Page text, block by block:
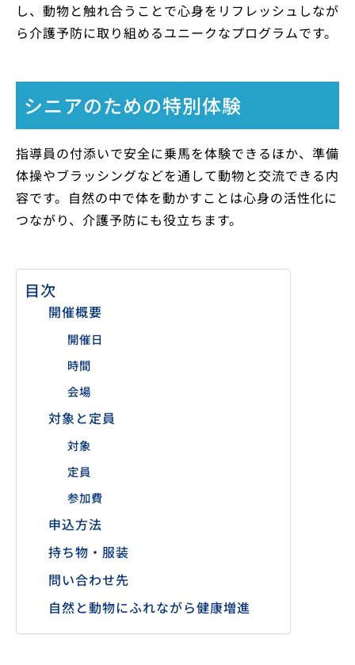
し、動物と触れ合うことで心身をリフレッシュしなが
ら介護予防に取り組めるユニークなプログラムです。
シニアのための特別体験
指導員の付添いで安全に乗馬を体験できるほか、準備
体操やブラッシングなどを通して動物と交流できる内
容です。自然の中で体を動かすことは心身の活性化に
つながり、介護予防にも役立ちます。
目次
開催概要
開催日
時間
会場
対象と定員
対象
定員
参加費
申込方法
持ち物・服装
問い合わせ先
自然と動物にふれながら健康増進